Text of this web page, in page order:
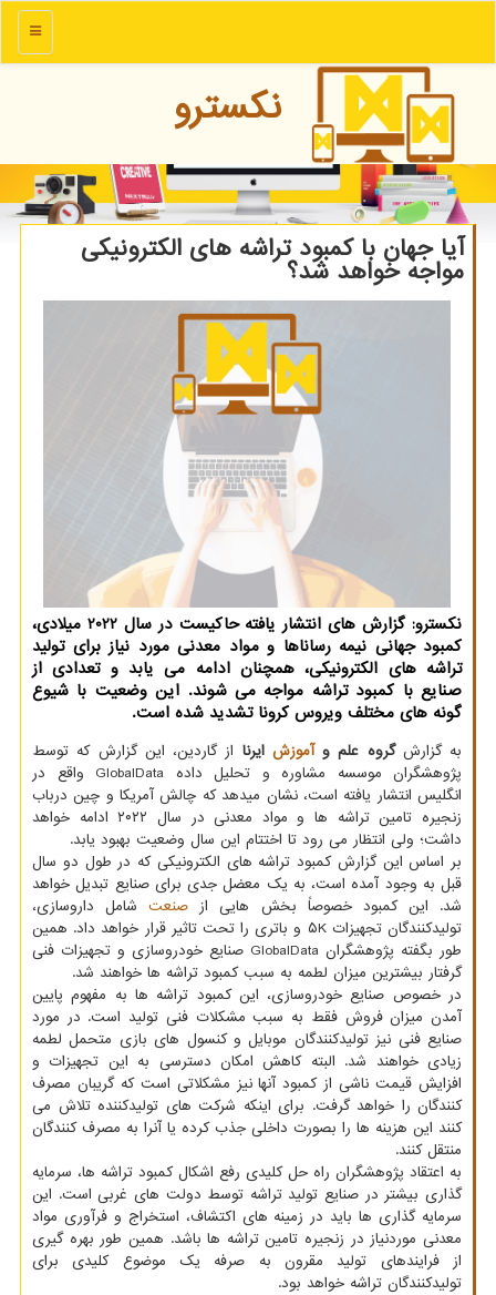
منو
نكسترو
آیا جهان با کمبود تراشه های الکترونیکی
مواجه خواهد شد؟
نکسترو: گزارش های انتشار یافته حاکیست در سال 2022 میلادی،
کمبود جهانی نیمه رساناها و مواد معدنی مورد نیاز برای تولید
تراشه های الکترونیکی، همچنان ادامه می یابد و تعدادی از
صنایع با کمبود تراشه مواجه می شوند. این وضعیت با شیوع
گونه های مختلف ویروس کرونا تشدید شده است.
به گزارشگروه علم وآموزش ایرنا از گاردین، این گزارش که توسط
پژوهشگران موسسه مشاوره و تحلیل داده GlobalData واقع در
انگلیس انتشار یافته است، نشان میدهد که چالش آمریکا و چین درباب
زنجیره تامین تراشه ها و مواد معدنی در سال ۲۰۲۲ ادامه خواهد
داشت؛ ولی انتظار می رود تا اختتام این سال وضعیت بهبود یابد.
بر اساس این گزارش کمبود تراشه های الکترونیکی که در طول دو سال
قبل به وجود آمده است، به یک معضل جدی برای صنایع تبدیل خواهد
شد. این کمبود خصوصاً بخش هایی از صنعتشامل داروسازی،
تولیدکنندگان تجهیزات ۵K و باتری را تحت تاثیر قرار خواهد داد. همین
طور بگفته پژوهشگران GlobalData صنایع خودروسازی و تجهیزات فنی
گرفتار بیشترین میزان لطمه به سبب کمبود تراشه ها خواهند شد.
در خصوص صنایع خودروسازی، این کمبود تراشه ها به مفهوم پایین
آمدن میزان فروش فقط به سبب مشکلات فنی تولید است. در مورد
صنایع فنی نیز تولیدکنندگان موبایل و کنسول های بازی متحمل لطمه
زیادی خواهند شد. البته کاهش امکان دسترسی به این تجهیزات و
افزایش قیمت ناشی از کمبود آنها نیز مشکلاتی است که گریبان مصرف
کنندگان را خواهد گرفت. برای اینکه شرکت های تولیدکننده تلاش می
کنند این هزینه ها را بصورت داخلی جذب کرده یا آنرا به مصرف کنندگان
منتقل کنند.
به اعتقاد پژوهشگران راه حل کلیدی رفع اشکال کمبود تراشه ها، سرمایه
گذاری بیشتر در صنایع تولید تراشه توسط دولت های غربی است. این
سرمایه گذاری ها باید در زمینه های اکتشاف، استخراج و فرآوری مواد
معدنی موردنیاز در زنجیره تامین تراشه ها باشد. همین طور بهره گیری
از فرایندهای تولید مقرون به صرفه یک موضوع کلیدی برای
تولیدکنندگان تراشه خواهد بود.